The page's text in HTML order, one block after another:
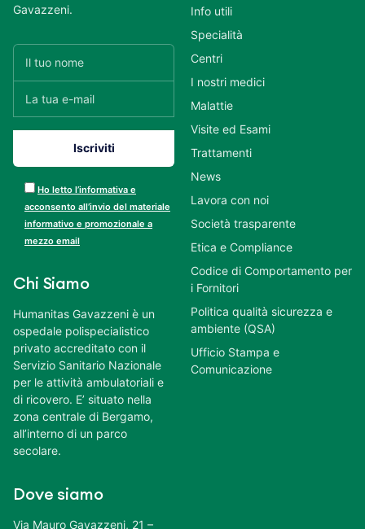
Gavazzeni.
Ho letto l’informativa e
acconsento all’invio del materiale
informativo e promozionale a
mezzo email
Chi Siamo
Humanitas Gavazzeni è un
ospedale polispecialistico
privato accreditato con il
Servizio Sanitario Nazionale
per le attività ambulatoriali e
di ricovero. E’ situato nella
zona centrale di Bergamo,
all’interno di un parco
secolare.
Dove siamo
Via Mauro Gavazzeni, 21 –
Info utili
Specialità
Centri
I nostri medici
Malattie
Visite ed Esami
Trattamenti
News
Lavora con noi
Società trasparente
Etica e Compliance
Codice di Comportamento per
i Fornitori
Politica qualità sicurezza e
ambiente (QSA)
Ufficio Stampa e
Comunicazione